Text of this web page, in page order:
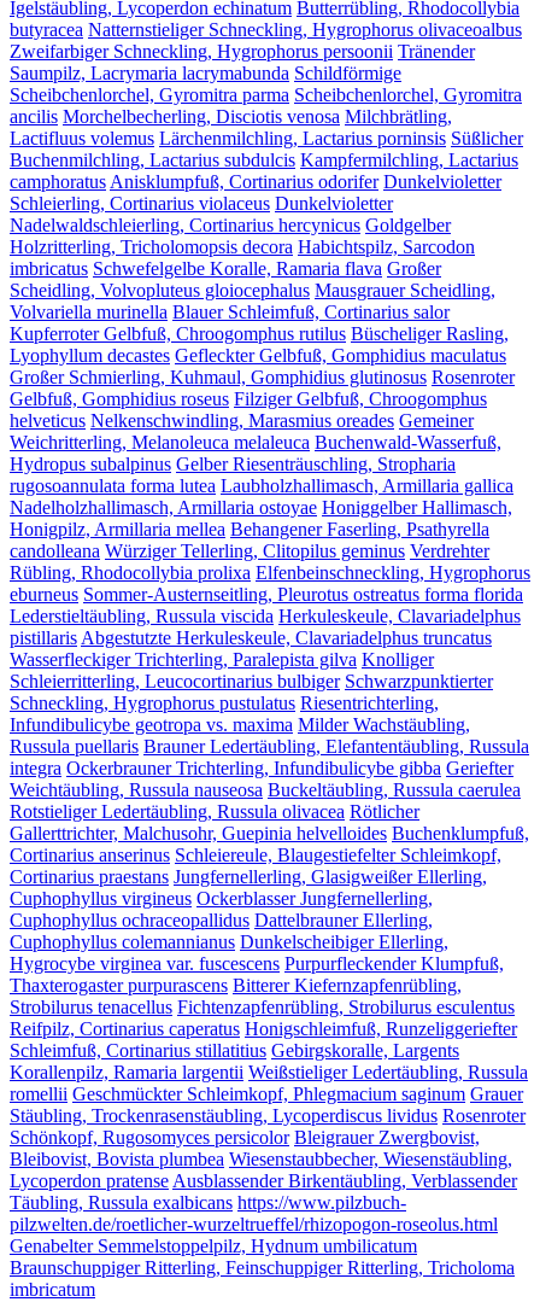
Igelstäubling, Lycoperdon echinatum Butterrübling, Rhodocollybia
butyracea Natternstieliger Schneckling, Hygrophorus olivaceoalbus
Zweifarbiger Schneckling, Hygrophorus persoonii Tränender
Saumpilz, Lacrymaria lacrymabunda Schildförmige
Scheibchenlorchel, Gyromitra parma Scheibchenlorchel, Gyromitra
ancilis Morchelbecherling, Disciotis venosa Milchbrätling,
Lactifluus volemus Lärchenmilchling, Lactarius porninsis Süßlicher
Buchenmilchling, Lactarius subdulcis Kampfermilchling, Lactarius
camphoratusAnisklumpfuß, Cortinarius odorifer Dunkelvioletter
Schleierling, Cortinarius violaceus Dunkelvioletter
Nadelwaldschleierling, Cortinarius hercynicus Goldgelber
Holzritterling, Tricholomopsis decora Habichtspilz, Sarcodon
imbricatus Schwefelgelbe Koralle, Ramaria flava Großer
Scheidling, Volvopluteus gloiocephalus Mausgrauer Scheidling,
Volvariella murinella Blauer Schleimfuß, Cortinarius salor
Kupferroter Gelbfuß, Chroogomphus rutilus Büscheliger Rasling,
Lyophyllum decastes Gefleckter Gelbfuß, Gomphidius maculatus
Großer Schmierling, Kuhmaul, Gomphidius glutinosus Rosenroter
Gelbfuß, Gomphidius roseus Filziger Gelbfuß, Chroogomphus
helveticus Nelkenschwindling, Marasmius oreades Gemeiner
Weichritterling, Melanoleuca melaleuca Buchenwald-Wasserfuß,
Hydropus subalpinus Gelber Riesenträuschling, Stropharia
rugosoannulata forma lutea Laubholzhallimasch, Armillaria gallica
Nadelholzhallimasch, Armillaria ostoyae Honiggelber Hallimasch,
Honigpilz, Armillaria mellea Behangener Faserling, Psathyrella
candolleana Würziger Tellerling, Clitopilus geminus Verdrehter
Rübling, Rhodocollybia prolixa Elfenbeinschneckling, Hygrophorus
eburneus Sommer-Austernseitling, Pleurotus ostreatus forma florida
Lederstieltäubling, Russula viscida Herkuleskeule, Clavariadelphus
pistillarisAbgestutzte Herkuleskeule, Clavariadelphus truncatus
Wasserfleckiger Trichterling, Paralepista gilva Knolliger
Schleierritterling, Leucocortinarius bulbiger Schwarzpunktierter
Schneckling, Hygrophorus pustulatus Riesentrichterling,
Infundibulicybe geotropa vs. maxima Milder Wachstäubling,
Russula puellaris Brauner Ledertäubling, Elefantentäubling, Russula
integra Ockerbrauner Trichterling, Infundibulicybe gibba Geriefter
Weichtäubling, Russula nauseosa Buckeltäubling, Russula caerulea
Rotstieliger Ledertäubling, Russula olivacea Rötlicher
Gallerttrichter, Malchusohr, Guepinia helvelloides Buchenklumpfuß,
Cortinarius anserinus Schleiereule, Blaugestiefelter Schleimkopf,
Cortinarius praestans Jungfernellerling, Glasigweißer Ellerling,
Cuphophyllus virgineus Ockerblasser Jungfernellerling,
Cuphophyllus ochraceopallidus Dattelbrauner Ellerling,
Cuphophyllus colemannianus Dunkelscheibiger Ellerling,
Hygrocybe virginea var. fuscescens Purpurfleckender Klumpfuß,
Thaxterogaster purpurascens Bitterer Kiefernzapfenrübling,
Strobilurus tenacellus Fichtenzapfenrübling, Strobilurus esculentus
Reifpilz, Cortinarius caperatus Honigschleimfuß, Runzeliggeriefter
Schleimfuß, Cortinarius stillatitius Gebirgskoralle, Largents
Korallenpilz, Ramaria largentii Weißstieliger Ledertäubling, Russula
romellii Geschmückter Schleimkopf, Phlegmacium saginum Grauer
Stäubling, Trockenrasenstäubling, Lycoperdiscus lividus Rosenroter
Schönkopf, Rugosomyces persicolor Bleigrauer Zwergbovist,
Bleibovist, Bovista plumbea Wiesenstaubbecher, Wiesenstäubling,
Lycoperdon pratenseAusblassender Birkentäubling, Verblassender
Täubling, Russula exalbicans https://www.pilzbuch-
pilzwelten.de/roetlicher-wurzeltrueffel/rhizopogon-roseolus.html
Genabelter Semmelstoppelpilz, Hydnum umbilicatum
Braunschuppiger Ritterling, Feinschuppiger Ritterling, Tricholoma
imbricatum